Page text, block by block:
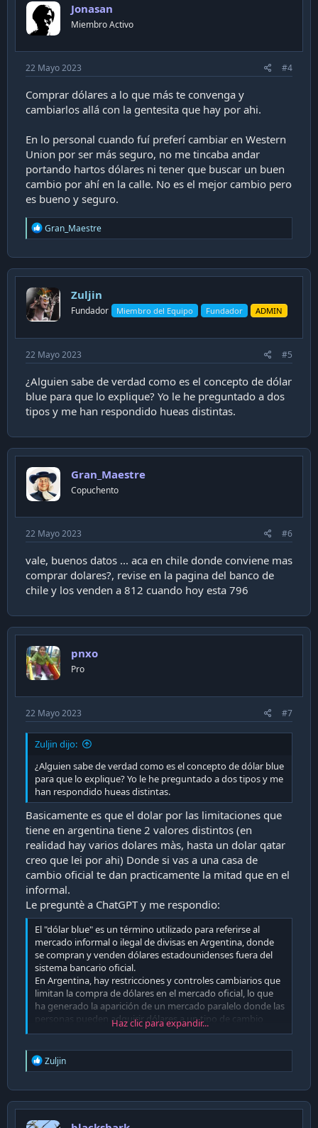
o
n
s
Jonasan
Miembro Activo
22 Mayo 2023 #4
Comprar dólares a lo que más te convenga y
cambiarlos allá con la gentesita que hay por ahi.
En lo personal cuando fuí preferí cambiar en Western
Union por ser más seguro, no me tincaba andar
portando hartos dólares ni tener que buscar un buen
cambio por ahí en la calle. No es el mejor cambio pero
es bueno y seguro.
R
e
c
t
o
n
s
Gran_Maestre
Zuljin
Fundador Miembro del Equipo Fundador ADMIN
22 Mayo 2023 #5
¿Alguien sabe de verdad como es el concepto de dólar
blue para que lo explique? Yo le he preguntado a dos
tipos y me han respondido hueas distintas.
Gran_Maestre
Copuchento
22 Mayo 2023 #6
vale, buenos datos ... aca en chile donde conviene mas
comprar dolares?, revise en la pagina del banco de
chile y los venden a 812 cuando hoy esta 796
pnxo
Pro
22 Mayo 2023 #7
Zuljin dijo:
¿Alguien sabe de verdad como es el concepto de dólar blue
para que lo explique? Yo le he preguntado a dos tipos y me
han respondido hueas distintas.
Basicamente es que el dolar por las limitaciones que
tiene en argentina tiene 2 valores distintos (en
realidad hay varios dolares màs, hasta un dolar qatar
creo que lei por ahi) Donde si vas a una casa de
cambio oficial te dan practicamente la mitad que en el
informal.
Le preguntè a ChatGPT y me respondio:
El "dólar blue" es un término utilizado para referirse al
mercado informal o ilegal de divisas en Argentina, donde
se compran y venden dólares estadounidenses fuera del
sistema bancario oficial.
En Argentina, hay restricciones y controles cambiarios que
limitan la compra de dólares en el mercado oficial, lo que
ha generado la aparición de un mercado paralelo donde las
personas pueden adquirir dólares a un tipo de cambio
diferente al oficial. Este tipo de cambio suele ser más alto
blue tiende a ser más caro que el dólar oficial.
Es importante mencionar que el mercado del dólar blue es
dólar blue pueden variar ampliamente y están sujetos a la
oferta y demanda en el mercado informal. Además,
Haz clic para expandir...
R
e
c
t
Zuljin